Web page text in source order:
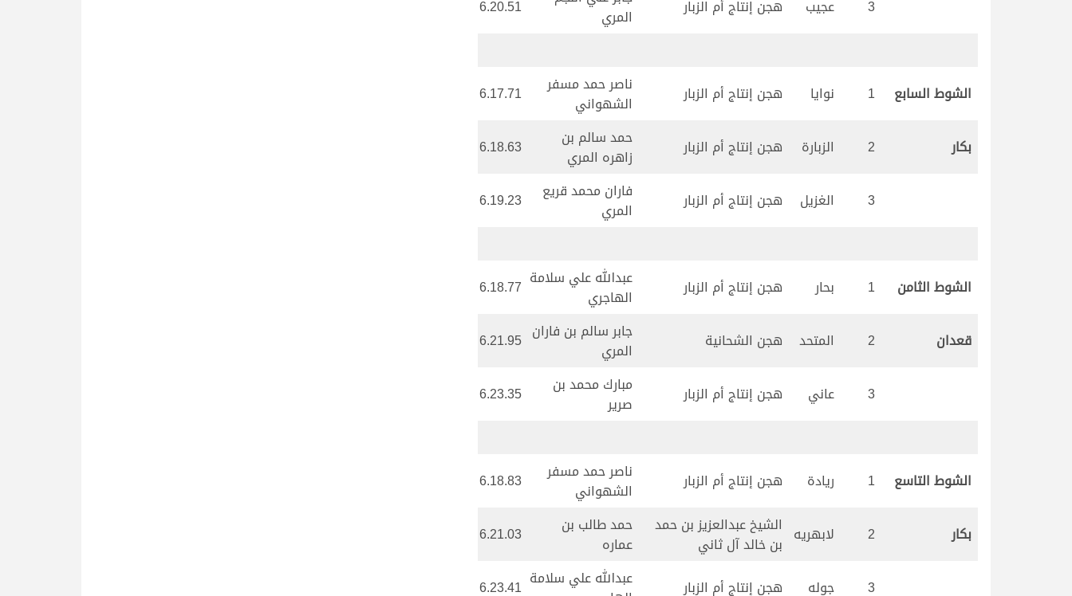
3 عجيب هجن إنتاج أم الزبار
المري
6.20.51
الشوط السابع 1 نوايا هجن إنتاج أم الزبار
ناصر حمد مسفر
الشهواني
6.17.71
بكار 2 الزبارة هجن إنتاج أم الزبار
حمد سالم بن
زاهره المري
6.18.63
3 الغزيل هجن إنتاج أم الزبار
فاران محمد قريع
المري
6.19.23
الشوط الثامن 1 بحار هجن إنتاج أم الزبار
عبدالله علي سلامة
الهاجري
6.18.77
قعدان 2 المتحد هجن الشحانية
جابر سالم بن فاران
المري
6.21.95
3 عاني هجن إنتاج أم الزبار
مبارك محمد بن
صرير
6.23.35
الشوط التاسع 1 ريادة هجن إنتاج أم الزبار
ناصر حمد مسفر
الشهواني
6.18.83
بكار 2 لابهريه الشيخ عبدالعزيز بن حمد
بن خالد آل ثاني
حمد طالب بن
عماره
6.21.03
3 جوله هجن إنتاج أم الزبار
عبدالله علي سلامة 6.23.41